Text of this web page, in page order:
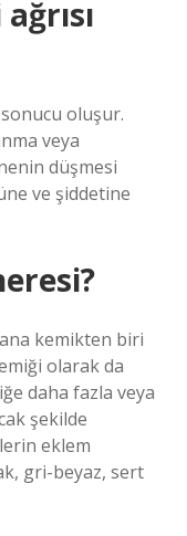
oluşur.
veya
düşmesi
ve şiddetine
kemikten biri
olarak da
daha fazla veya
şekilde
eklem
gri-beyaz, sert